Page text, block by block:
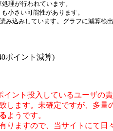
理が行われています。
小さい可能性があります。
み込みしています。グラフに減算
ポイント減算)
ント投入しているユーザの
します。未確定ですが、多量
ようです。
ますので、当サイトにて日